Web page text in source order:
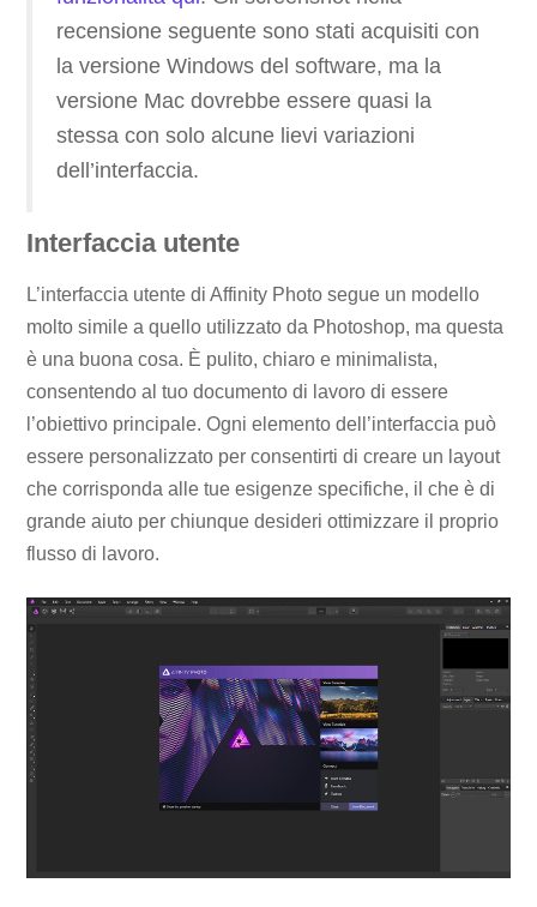
recensione seguente sono stati acquisiti con
la versione Windows del software, ma la
versione Mac dovrebbe essere quasi la
stessa con solo alcune lievi variazioni
dell’interfaccia.
Interfaccia utente
L’interfaccia utente di Affinity Photo segue un modello
molto simile a quello utilizzato da Photoshop, ma questa
è una buona cosa. È pulito, chiaro e minimalista,
consentendo al tuo documento di lavoro di essere
l’obiettivo principale. Ogni elemento dell’interfaccia può
essere personalizzato per consentirti di creare un layout
che corrisponda alle tue esigenze specifiche, il che è di
grande aiuto per chiunque desideri ottimizzare il proprio
flusso di lavoro.